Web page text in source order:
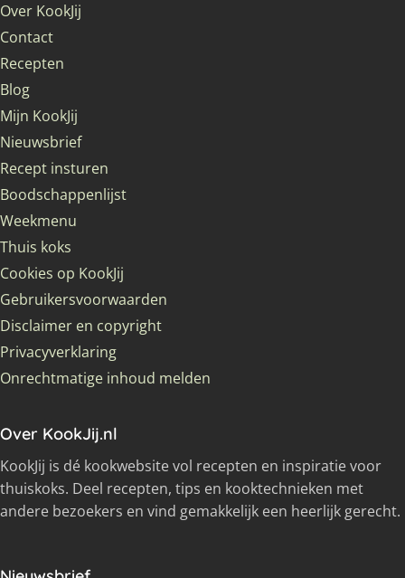
Over KookJij
Contact
Recepten
Blog
Mijn KookJij
Nieuwsbrief
Recept insturen
Boodschappenlijst
Weekmenu
Thuis koks
Cookies op KookJij
Gebruikersvoorwaarden
Disclaimer en copyright
Privacyverklaring
Onrechtmatige inhoud melden
Over KookJij.nl
KookJij is dé kookwebsite vol recepten en inspiratie voor
thuiskoks. Deel recepten, tips en kooktechnieken met
andere bezoekers en vind gemakkelijk een heerlijk gerecht.